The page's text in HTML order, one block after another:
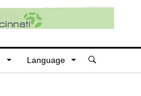
Language